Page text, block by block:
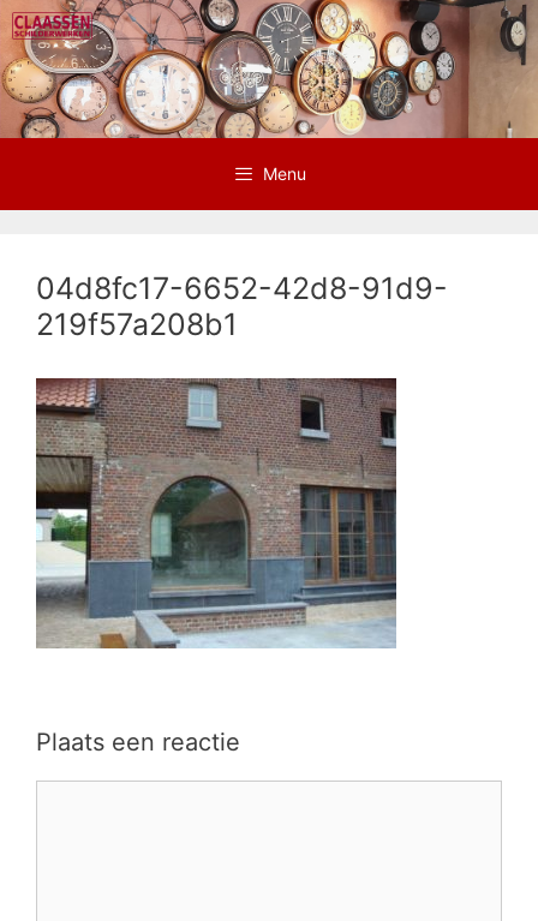
Ga
naar
de
inhoud
Menu
04d8fc17-6652-42d8-91d9-
219f57a208b1
Plaats een reactie